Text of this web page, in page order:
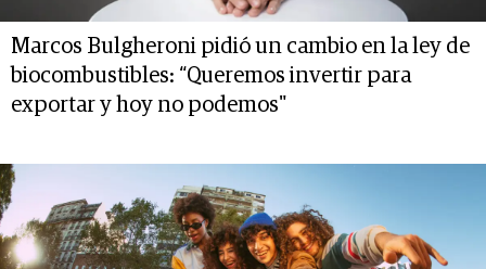
Marcos Bulgheroni pidió un cambio en la ley de
biocombustibles: “Queremos invertir para
exportar y hoy no podemos"